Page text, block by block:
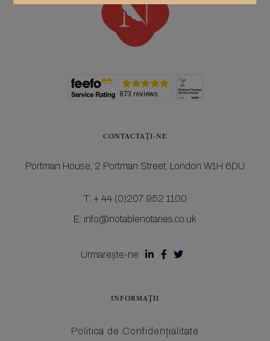
CONTACTAŢI-NE
Portman House, 2 Portman Street, London W1H 6DU
T: + 44 (0)207 952 1100
E: info@notablenotaries.co.uk
Urmarește-ne   
INFORMAŢII
Politica de Confidențialitate